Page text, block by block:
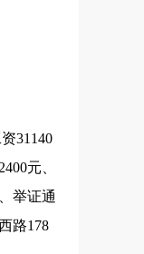
31140
元、
举证通
路178